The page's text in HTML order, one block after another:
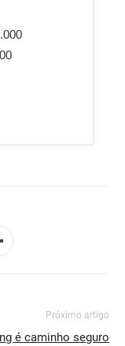
Próximo artigo
é caminho seguro